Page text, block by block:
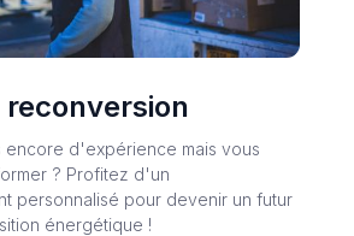
encore d'expérience mais vous
? Profitez d'un
personnalisé pour devenir un futur
énergétique !